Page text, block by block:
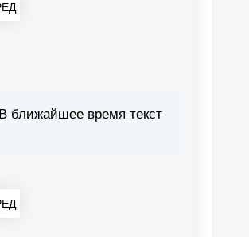
ближайшее время текст